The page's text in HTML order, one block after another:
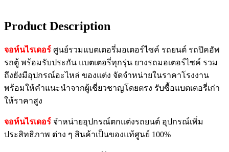
Product Description
จอห์นไรเดอร์ ศูนย์รวมแบตเตอรี่มอเตอร์ไซค์ รถยนต์ รถปิคอัพ
รถตู้ พร้อมรับประกัน แบตเตอรี่ทุกรุ่น ยางรถมอเตอร์ไซค์ รวม
ถึงยังมีอุปกรณ์อะไหล่ ของแต่ง จัดจำหน่ายในราคาโรงงาน
พร้อมให้คำแนะนำจากผู้เชี่ยวชาญโดยตรง รับซื้อแบตเตอรี่เก่า
ให้ราคาสูง
จอห์นไรเดอร์ จำหน่ายอุปกรณ์ตกแต่งรถยนต์ อุปกรณ์เพิ่ม
ประสิทธิภาพ ต่าง ๆ สินค้าเป็นของแท้ศูนย์ 100%